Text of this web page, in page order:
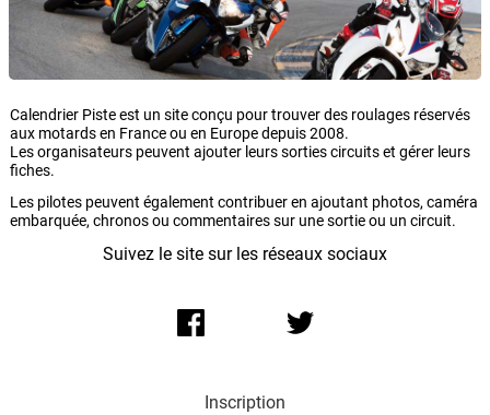
Calendrier Piste est un site conçu pour trouver des roulages réservés
aux motards en France ou en Europe depuis 2008.
Les organisateurs peuvent ajouter leurs sorties circuits et gérer leurs
fiches.
Les pilotes peuvent également contribuer en ajoutant photos, caméra
embarquée, chronos ou commentaires sur une sortie ou un circuit.
Suivez le site sur les réseaux sociaux
Inscription